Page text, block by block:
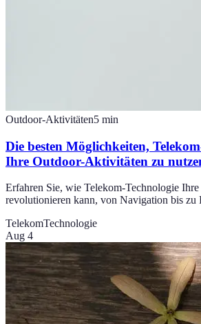
Outdoor-Aktivitäten5 min
Die besten Möglichkeiten,
Ihre Outdoor-Aktivitäten zu
Erfahren Sie, wie Telekom-Technologie
revolutionieren kann, von Navigation bis zu
TelekomTechnologie
Aug 4